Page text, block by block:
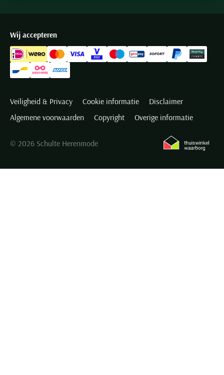
Wij accepteren
Veiligheid & Privacy Cookie informatie
Disclaimer
Algemene voorwaarden
Copyright Overige informatie
© 2026 Schulte Herenmode